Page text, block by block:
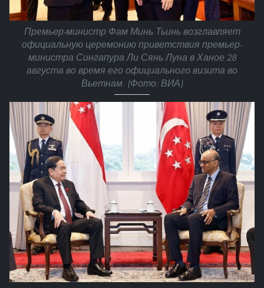
Премьер-министр Фам Минь Тьинь возглавляет
официальную церемонию приветствия премьер-
министра Сингапура Ли Сянь Луна в Ханое 28
августа во время его официального визита во
Вьетнам. (Фото: ВИА)